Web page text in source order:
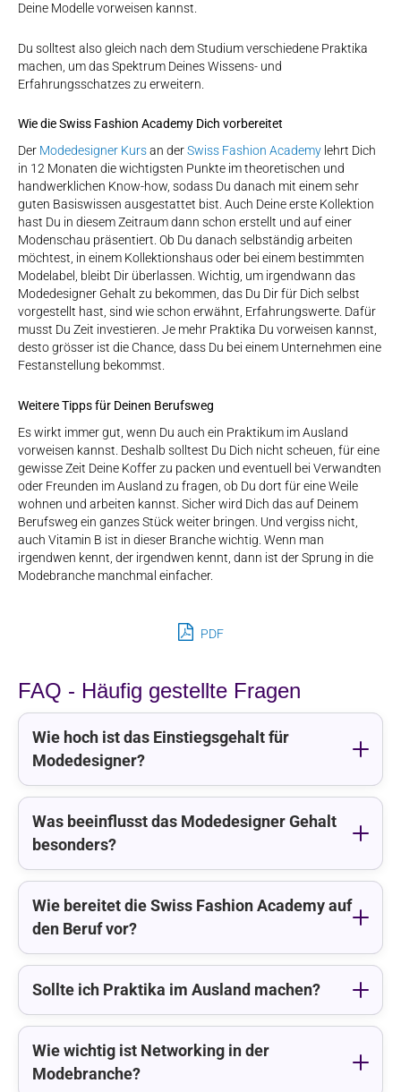
Deine Modelle vorweisen kannst.
Du solltest also gleich nach dem Studium verschiedene Praktika
machen, um das Spektrum Deines Wissens- und
Erfahrungsschatzes zu erweitern.
Wie die Swiss Fashion Academy Dich vorbereitet
Der Modedesigner Kursan derSwiss Fashion Academy lehrt Dich
in 12 Monaten die wichtigsten Punkte im theoretischen und
handwerklichen Know-how, sodass Du danach mit einem sehr
guten Basiswissen ausgestattet bist. Auch Deine erste Kollektion
hast Du in diesem Zeitraum dann schon erstellt und auf einer
Modenschau präsentiert. Ob Du danach selbständig arbeiten
möchtest, in einem Kollektionshaus oder bei einem bestimmten
Modelabel, bleibt Dir überlassen. Wichtig, um irgendwann das
Modedesigner Gehalt zu bekommen, das Du Dir für Dich selbst
vorgestellt hast, sind wie schon erwähnt, Erfahrungswerte. Dafür
musst Du Zeit investieren. Je mehr Praktika Du vorweisen kannst,
desto grösser ist die Chance, dass Du bei einem Unternehmen eine
Festanstellung bekommst.
Weitere Tipps für Deinen Berufsweg
Es wirkt immer gut, wenn Du auch ein Praktikum im Ausland
vorweisen kannst. Deshalb solltest Du Dich nicht scheuen, für eine
gewisse Zeit Deine Koffer zu packen und eventuell bei Verwandten
oder Freunden im Ausland zu fragen, ob Du dort für eine Weile
wohnen und arbeiten kannst. Sicher wird Dich das auf Deinem
Berufsweg ein ganzes Stück weiter bringen. Und vergiss nicht,
auch Vitamin B ist in dieser Branche wichtig. Wenn man
irgendwen kennt, der irgendwen kennt, dann ist der Sprung in die
Modebranche manchmal einfacher.
PDF
FAQ - Häufig gestellte Fragen
Wie hoch ist das Einstiegsgehalt für
Modedesigner?
Was beeinflusst das Modedesigner Gehalt
besonders?
Wie bereitet die Swiss Fashion Academy auf
den Beruf vor?
Sollte ich Praktika im Ausland machen?
Wie wichtig ist Networking in der
Modebranche?